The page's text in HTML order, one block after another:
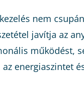
nem
javítja az
működést,
energiaszintet